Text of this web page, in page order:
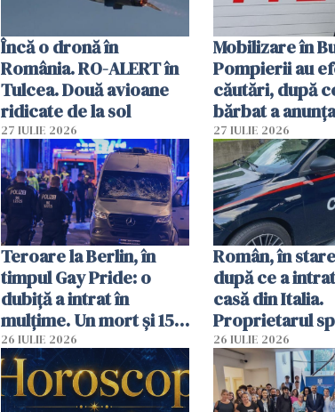
Încă o dronă în
România. RO-ALERT în
Tulcea. Două avioane
ridicate de la sol
27 IULIE 2026
Mobilizare în
Pompierii au
căutări, după
bărbat a
că a văzut un
luminos
27 IULIE 2026
Teroare la Berlin, în
timpul Gay Pride: o
dubiță a intrat în
mulțime. Un mort și 15
răniți
26 IULIE 2026
Român, în
după ce a
casă din Italia.
Proprietarul
s-a apărat cu
26 IULIE 2026